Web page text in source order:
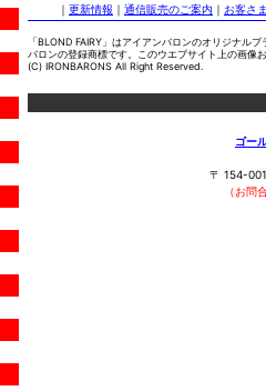
｜ 更新情報 ｜ 通信販売のご案内 ｜ お客さ
「BLOND FAIRY」はアイアンバロンのオリジナル
バロンの登録商標です。このウエブサイト上の画像
(C) IRONBARONS All Right Reserved.
ゴー
〒 154-
（お問